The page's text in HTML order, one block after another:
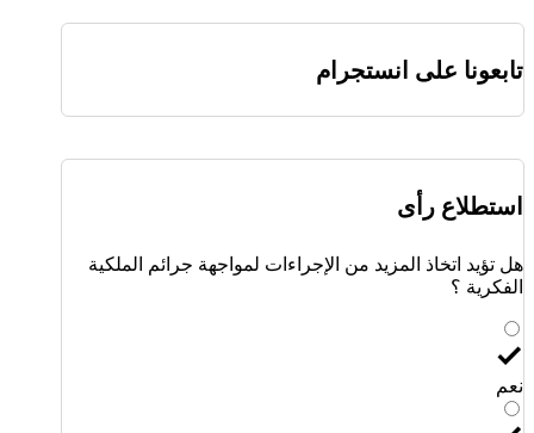
تابعونا على انستجرام
استطلاع رأى
هل تؤيد اتخاذ المزيد من الإجراءات لمواجهة جرائم الملكية
الفكرية ؟
نعم